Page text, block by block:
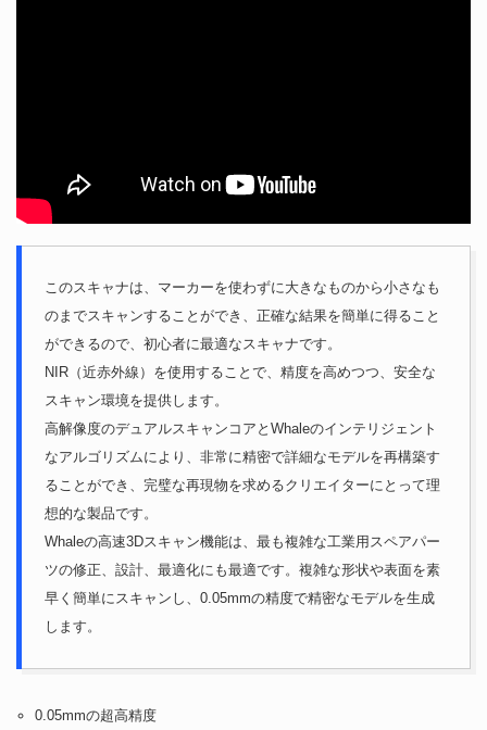
このスキャナは、マーカーを使わずに大きなものから小さなも
のまでスキャンすることができ、正確な結果を簡単に得ること
ができるので、初心者に最適なスキャナです。
NIR（近赤外線）を使用することで、精度を高めつつ、安全な
スキャン環境を提供します。
高解像度のデュアルスキャンコアとWhaleのインテリジェント
なアルゴリズムにより、非常に精密で詳細なモデルを再構築す
ることができ、完璧な再現物を求めるクリエイターにとって理
想的な製品です。
Whaleの高速3Dスキャン機能は、最も複雑な工業用スペアパー
ツの修正、設計、最適化にも最適です。複雑な形状や表面を素
早く簡単にスキャンし、0.05mmの精度で精密なモデルを生成
します。
0.05mmの超高精度